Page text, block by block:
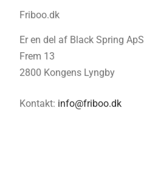
Friboo.dk
Er en del af Black Spring ApS
Frem 13
2800 Kongens Lyngby
Kontakt: info@friboo.dk